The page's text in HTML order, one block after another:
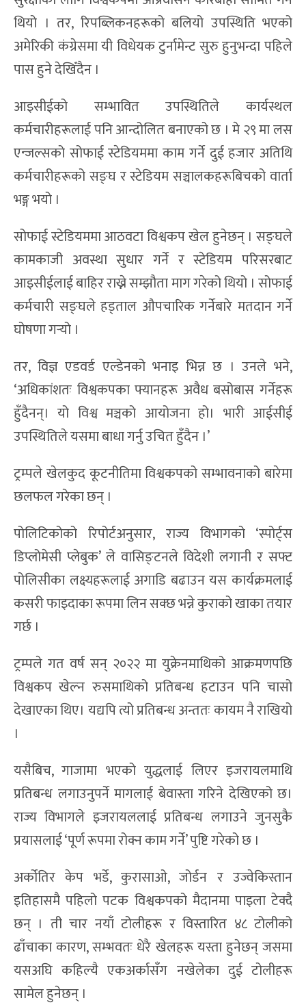
थियो । तर, रिपब्लिकनहरूको बलियो उपस्थिति भएको
अमेरिकी कंग्रेसमा यी विधेयक टुर्नामेन्ट सुरु हुनुभन्दा पहिले
पास हुने देखिँदैन ।
आइसीईको सम्भावित उपस्थितिले कार्यस्थल
कर्मचारीहरूलाई पनि आन्दोलित बनाएको छ । मे २९ मा लस
एन्जल्सको सोफाई स्टेडियममा काम गर्ने दुई हजार अतिथि
कर्मचारीहरूको सङ्घ र स्टेडियम सञ्चालकहरूबिचको वार्ता
भङ्ग भयो ।
सोफाई स्टेडियममा आठवटा विश्वकप खेल हुनेछन् । सङ्घले
कामकाजी अवस्था सुधार गर्ने र स्टेडियम परिसरबाट
आइसीईलाई बाहिर राख्ने सम्झौता माग गरेको थियो । सोफाई
कर्मचारी सङ्घले हड्ताल औपचारिक गर्नेबारे मतदान गर्ने
घोषणा गर्‍यो ।
तर, विज्ञ एडवर्ड एल्डेनको भनाइ भिन्न छ । उनले भने,
‘अधिकांशतः विश्वकपका फ्यानहरू अवैध बसोबास गर्नेहरू
हुँदैनन्। यो विश्व मञ्चको आयोजना हो। भारी आईसीई
उपस्थितिले यसमा बाधा गर्नु उचित हुँदैन ।’
ट्रम्पले खेलकुद कूटनीतिमा विश्वकपको सम्भावनाको बारेमा
छलफल गरेका छन् ।
पोलिटिकोको रिपोर्टअनुसार, राज्य विभागको ‘स्पोर्ट्स
डिप्लोमेसी प्लेबुक’ ले वासिङ्टनले विदेशी लगानी र सफ्ट
पोलिसीका लक्ष्यहरूलाई अगाडि बढाउन यस कार्यक्रमलाई
कसरी फाइदाका रूपमा लिन सक्छ भन्ने कुराको खाका तयार
गर्छ ।
ट्रम्पले गत वर्ष सन् २०२२ मा युक्रेनमाथिको आक्रमणपछि
विश्वकप खेल्न रुसमाथिको प्रतिबन्ध हटाउन पनि चासो
देखाएका थिए। यद्यपि त्यो प्रतिबन्ध अन्ततः कायम नै राखियो
।
यसैबिच, गाजामा भएको युद्धलाई लिएर इजरायलमाथि
प्रतिबन्ध लगाउनुपर्ने मागलाई बेवास्ता गरिने देखिएको छ।
राज्य विभागले इजरायललाई प्रतिबन्ध लगाउने जुनसुकै
प्रयासलाई ‘पूर्ण रूपमा रोक्न काम गर्ने’ पुष्टि गरेको छ ।
अर्कोतिर केप भर्डे, कुरासाओ, जोर्डन र उज्वेकिस्तान
इतिहासमै पहिलो पटक विश्वकपको मैदानमा पाइला टेक्दै
छन् । ती चार नयाँ टोलीहरू र विस्तारित ४८ टोलीको
ढाँचाका कारण, सम्भवतः धेरै खेलहरू यस्ता हुनेछन् जसमा
यसअघि कहिल्यै एकअर्कासँग नखेलेका दुई टोलीहरू
सामेल हुनेछन् ।